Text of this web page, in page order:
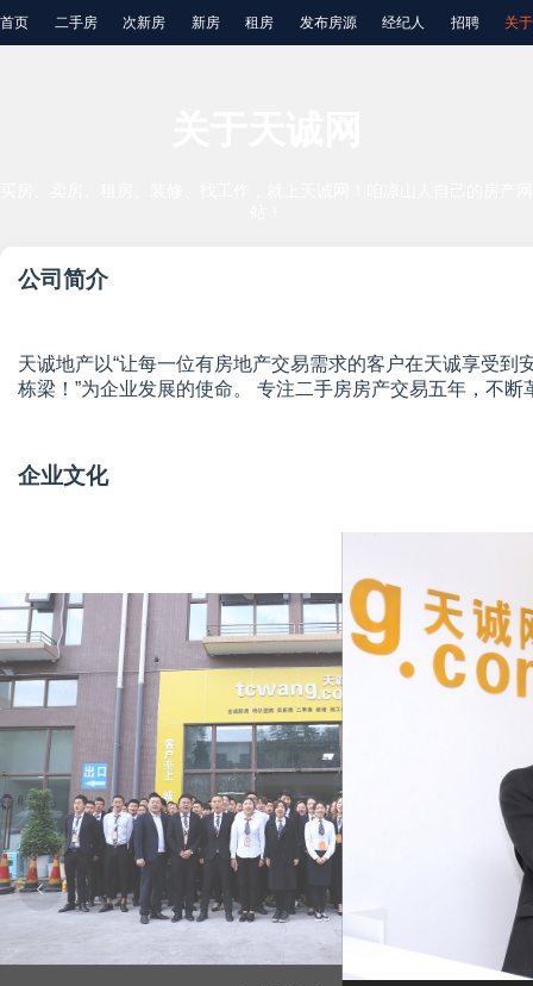
首页 二手房 次新房 新房 租房 发布房源 经纪人 招聘 关
公司简介
天诚地产以“让每一位有房地产交易需求的客户在天诚享受
栋梁！”为企业发展的使命。 专注二手房房产交易五年，不
企业文化